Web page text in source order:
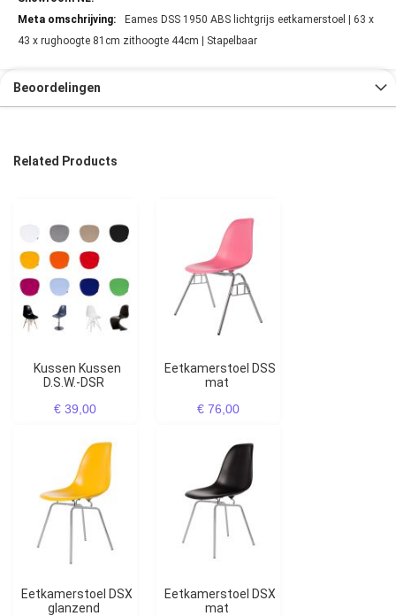
Eames DSS 1950 ABS lichtgrijs eetkamerstoel | 63 x
43 x rughoogte 81cm zithoogte 44cm | Stapelbaar
Beoordelingen
Related Products
Kussen Kussen
D.S.W.-DSR
€ 39,00
Eetkamerstoel DSS
mat
€ 76,00
Eetkamerstoel DSX
glanzend
Eetkamerstoel DSX
mat